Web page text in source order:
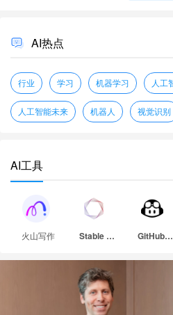
AI热点
行业 学习 机器学习 人工
人工智能未来 机器人 视觉识别
AI工具
火山写作 Stable Diffusion GitHub Copilot